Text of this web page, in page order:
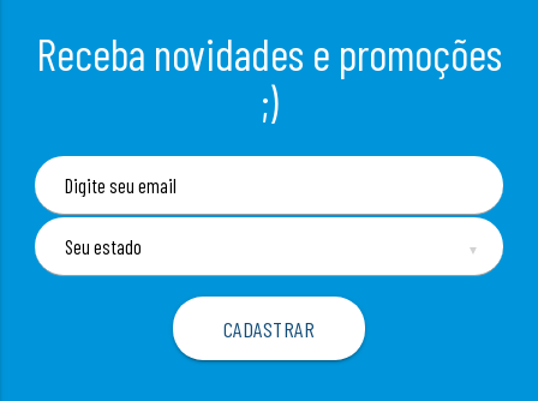
Receba novidades e promoções
;)
▼